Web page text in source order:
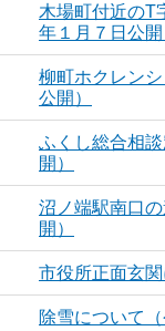
木場町付近のT
年１月７日公開
柳町ホクレン
公開）
ふくし総合相
開）
沼ノ端駅南口
開）
市役所正面玄
除雪について